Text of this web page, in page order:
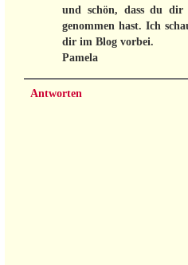
und schön, dass du
genommen hast. Ich
dir im Blog vorbei.
Pamela
Antworten